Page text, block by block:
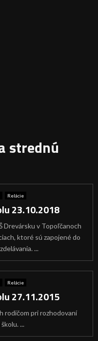
strednú
Relácie
23.10.2018
Drevársku v Topoľčanoch
ktoré sú zapojené do
...
Relácie
27.11.2015
rodičom pri rozhodovaní
...